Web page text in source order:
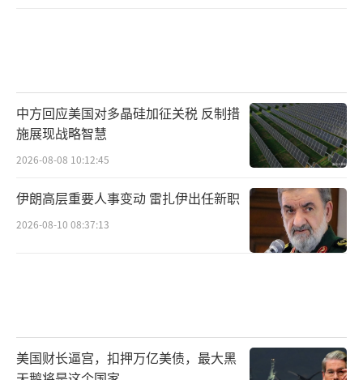
中方回应美国对多晶硅加征关税 反制措
施展现战略智慧
2026-08-08 10:12:45
伊朗高层重要人事变动 雷扎伊出任新职
2026-08-10 08:37:13
美国财长逼宫，扣押万亿美债，最大黑